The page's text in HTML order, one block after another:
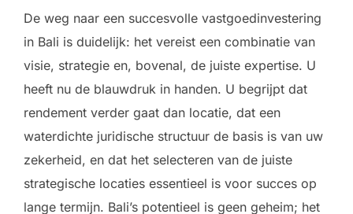
De weg naar een succesvolle vastgoedinvestering
in Bali is duidelijk: het vereist een combinatie van
visie, strategie en, bovenal, de juiste expertise. U
heeft nu de blauwdruk in handen. U begrijpt dat
rendement verder gaat dan locatie, dat een
waterdichte juridische structuur de basis is van uw
zekerheid, en dat het selecteren van de juiste
strategische locaties essentieel is voor succes op
lange termijn. Bali’s potentieel is geen geheim; het